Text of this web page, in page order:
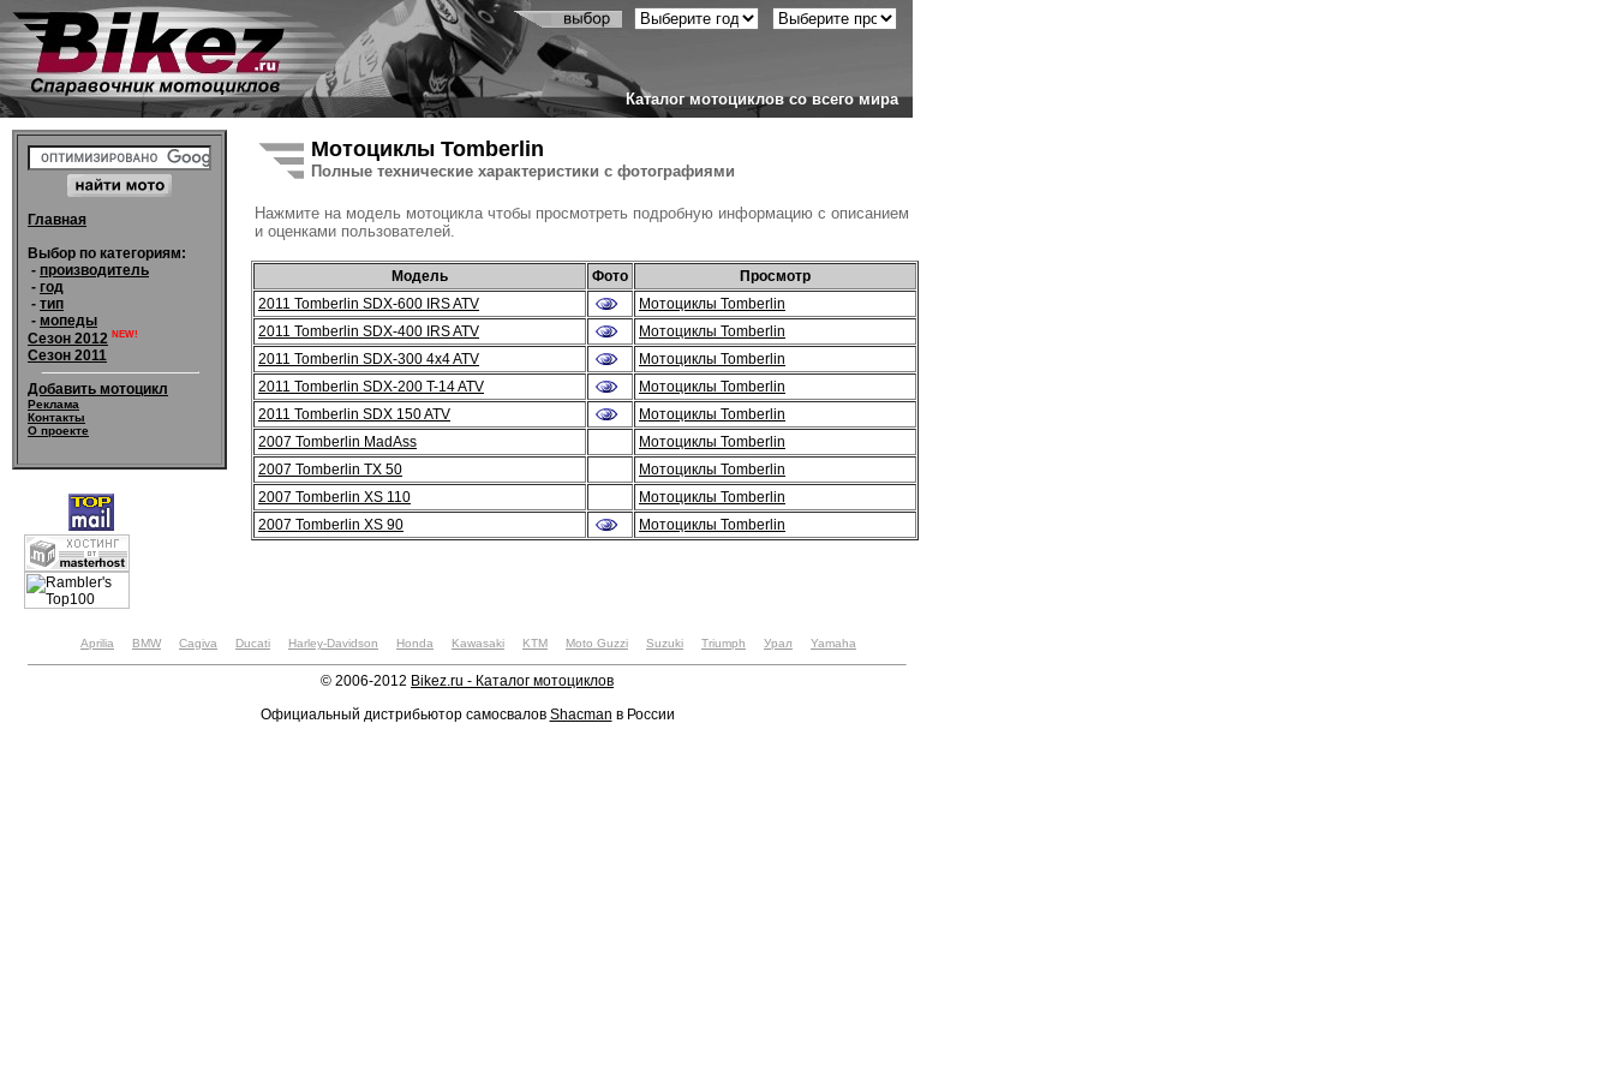
Каталог мотоциклов со всего мира
Главная
Выбор по категориям:
- производитель
- год
- тип
- мопеды
Сезон 2012 NEW!
Сезон 2011
Добавить мотоцикл
Реклама
Контакты
О проекте
Мотоциклы Tomberlin
Полные технические характеристики с фотографиями
Нажмите на модель мотоцикла чтобы просмотреть подробную информацию с описанием
и оценками пользователей.
Модель Фото
Просмотр
2011 Tomberlin SDX-600 IRS ATV
Мотоциклы Tomberlin
2011 Tomberlin SDX-400 IRS ATV
Мотоциклы Tomberlin
2011 Tomberlin SDX-300 4x4 ATV
Мотоциклы Tomberlin
2011 Tomberlin SDX-200 T-14 ATV
Мотоциклы Tomberlin
2011 Tomberlin SDX 150 ATV
Мотоциклы Tomberlin
2007 Tomberlin MadAss
Мотоциклы Tomberlin
2007 Tomberlin TX 50
Мотоциклы Tomberlin
2007 Tomberlin XS 110
Мотоциклы Tomberlin
2007 Tomberlin XS 90
Мотоциклы Tomberlin
Aprilia BMW Cagiva Ducati Harley-Davidson Honda Kawasaki KTM Moto Guzzi Suzuki Triumph Урал Yamaha
© 2006-2012 Bikez.ru - Каталог мотоциклов
Официальный дистрибьютор самосвалов Shacman в России